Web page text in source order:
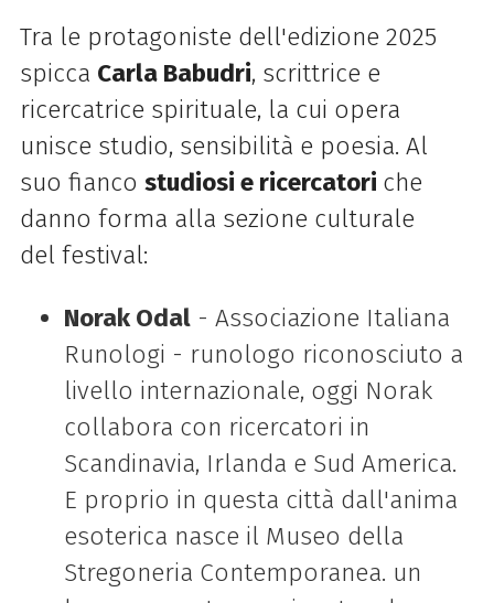
Tra le protagoniste dell'edizione 2025
spicca Carla Babudri, scrittrice e
ricercatrice spirituale, la cui opera
unisce studio, sensibilità e poesia. Al
suo fianco studiosi e ricercatori che
danno forma alla sezione culturale
del festival:
Norak Odal- Associazione Italiana
Runologi - runologo riconosciuto a
livello internazionale, oggi Norak
collabora con ricercatori in
Scandinavia, Irlanda e Sud America.
E proprio in questa città dall'anima
esoterica nasce il Museo della
Stregoneria Contemporanea. un